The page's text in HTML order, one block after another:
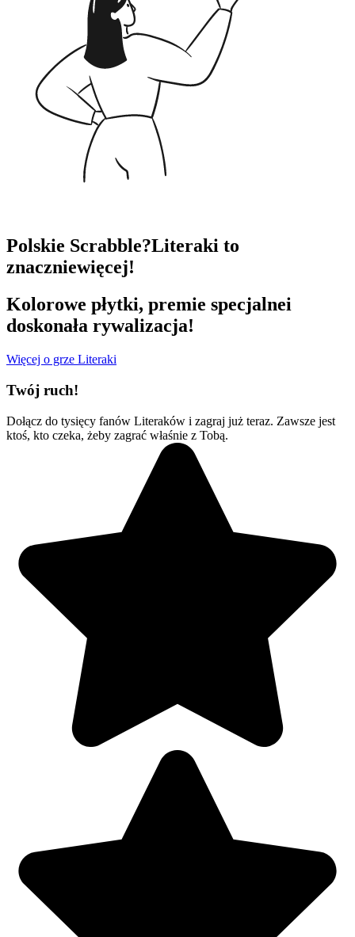
Polskie Scrabble?Literaki to
znaczniewięcej!
Kolorowe płytki, premie specjalnei
doskonała rywalizacja!
Więcej o grze Literaki
Twój ruch!
Dołącz do tysięcy fanów Literaków i zagraj już teraz. Zawsze jest
ktoś, kto czeka, żeby zagrać właśnie z Tobą.